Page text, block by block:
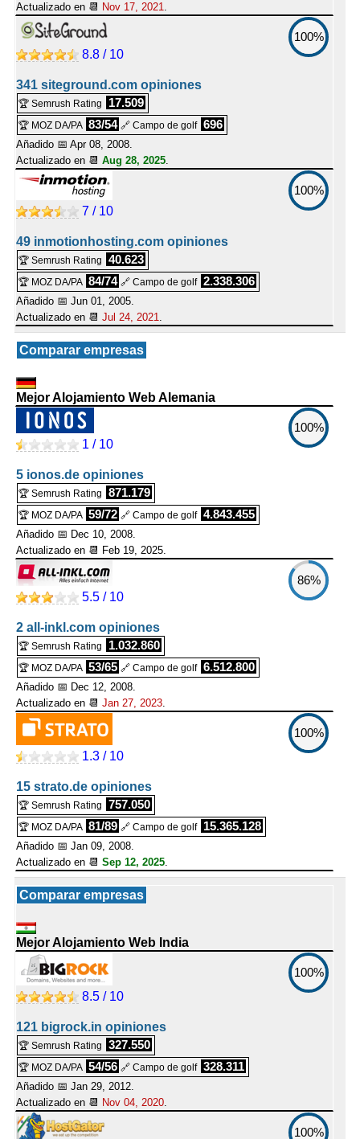
Actualizado en 📆 Nov 17, 2021.
100%
8.8 / 10
341 siteground.com opiniones
🏆 Semrush Rating 17.509
🏆 MOZ DA/PA 83/54 🔗 Campo de golf 696
Añadido 📅 Apr 08, 2008.
Actualizado en 📆 Aug 28, 2025.
100%
7 / 10
49 inmotionhosting.com opiniones
🏆 Semrush Rating 40.623
🏆 MOZ DA/PA 84/74 🔗 Campo de golf 2.338.306
Añadido 📅 Jun 01, 2005.
Actualizado en 📆 Jul 24, 2021.
Comparar empresas
Mejor Alojamiento Web Alemania
100%
1 / 10
5 ionos.de opiniones
🏆 Semrush Rating 871.179
🏆 MOZ DA/PA 59/72 🔗 Campo de golf 4.843.455
Añadido 📅 Dec 10, 2008.
Actualizado en 📆 Feb 19, 2025.
86%
5.5 / 10
2 all-inkl.com opiniones
🏆 Semrush Rating 1.032.860
🏆 MOZ DA/PA 53/65 🔗 Campo de golf 6.512.800
Añadido 📅 Dec 12, 2008.
Actualizado en 📆 Jan 27, 2023.
100%
1.3 / 10
15 strato.de opiniones
🏆 Semrush Rating 757.050
🏆 MOZ DA/PA 81/89 🔗 Campo de golf 15.365.128
Añadido 📅 Jan 09, 2008.
Actualizado en 📆 Sep 12, 2025.
Comparar empresas
Mejor Alojamiento Web India
100%
8.5 / 10
121 bigrock.in opiniones
🏆 Semrush Rating 327.550
🏆 MOZ DA/PA 54/56 🔗 Campo de golf 328.311
Añadido 📅 Jan 29, 2012.
Actualizado en 📆 Nov 04, 2020.
100%